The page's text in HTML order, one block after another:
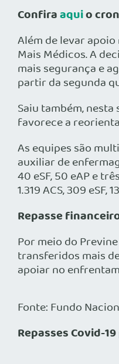
Confiraaquio
Além de levar
Mais Médicos. A
mais segurança e
partir da segunda
Saiu também, nesta
favorece a
As equipes são
auxiliar de
40 eSF, 50 eAP e
1.319 ACS, 309 eSF,
Repasse
Por meio do
transferidos mais
apoiar no
Fonte: Fundo
Repasses Covid-